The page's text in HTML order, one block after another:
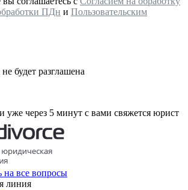
ПДн и Пользовательским
будет разглашена
уже через 5 минут с вами свяжется юрист
все вопросы
линия